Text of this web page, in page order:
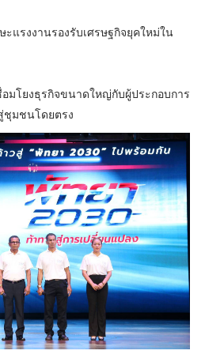
แรงงานรองรับเศรษฐกิจยุคใหม่ใน
อมโยงธุรกิจขนาดใหญ่กับผู้ประกอบการ
ชุมชนโดยตรง